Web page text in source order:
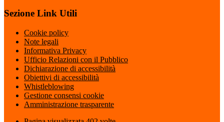
Sezione Link Utili
Cookie policy
Note legali
Informativa Privacy
Ufficio Relazioni con il Pubblico
Dichiarazione di accessibilità
Obiettivi di accessibilità
Whistleblowing
Gestione consensi cookie
Amministrazione trasparente